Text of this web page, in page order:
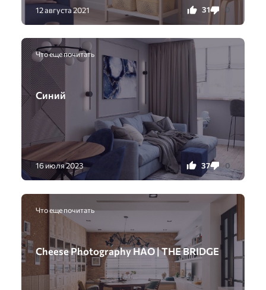
12 августа 2021 31 0
Что еще почитать
Синий
16 июля 2023 37 0
Что еще почитать
Cheese Photography HAO | THE BRIDGE